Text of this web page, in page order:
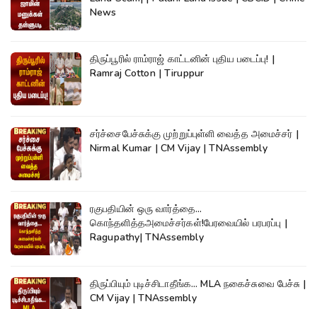
News
திருப்பூரில் ராம்ராஜ் காட்டனின் புதிய படைப்பு! |
Ramraj Cotton | Tiruppur
சர்ச்சைபேச்சுக்கு முற்றுப்புள்ளி வைத்த அமைச்சர் |
Nirmal Kumar | CM Vijay | TNAssembly
ரகுபதியின் ஒரு வார்த்தை...
கொந்தளித்தஅமைச்சர்கள்!பேரவையில் பரபரப்பு |
Ragupathy| TNAssembly
திருப்பியும் புடிச்சிடாதீங்க... MLA நகைச்சுவை பேச்சு |
CM Vijay | TNAssembly